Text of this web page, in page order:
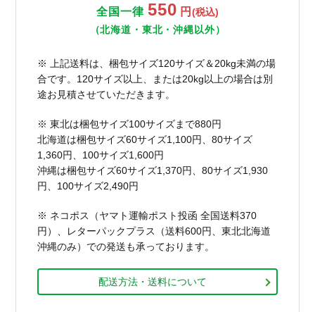
全国一律 550 円 (税込)
（北海道・東北・沖縄以外）
※ 上記送料は、梱包サイズ120サイズ＆20kg未満の場
合です。120サイズ以上、または20kg以上の場合は別
途お見積させていただきます。
※ 東北は梱包サイズ100サイズまで880円
北海道は梱包サイズ60サイズ1,100円、80サイズ
1,360円、100サイズ1,600円
沖縄は梱包サイズ60サイズ1,370円、80サイズ1,930
円、100サイズ2,490円
※ ネコポス（ヤマト運輸ポスト投函 全国送料370
円）、レターパックプラス（送料600円、東北北海道
沖縄のみ）での発送も承っております。
配送方法・送料について